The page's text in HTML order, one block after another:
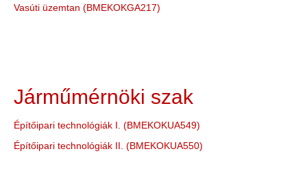
Vasúti üzemtan (BMEKOKGA217)
Járműmérnöki szak
Építőipari technológiák I. (BMEKOKUA549)
Építőipari technológiák II. (BMEKOKUA550)